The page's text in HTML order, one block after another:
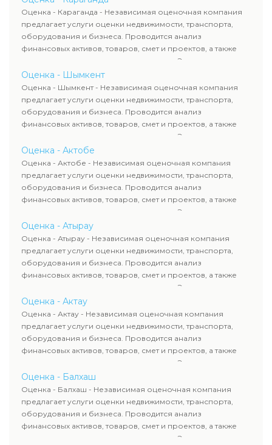
рассчитывают ущерб. Все отчеты соответствуют
требованиям законодательства и используются для
сделок, кредитования и судебных процессов.
Оценка - Караганда - Независимая оценочная компания
предлагает услуги оценки недвижимости, транспорта,
оборудования и бизнеса. Проводится анализ
финансовых активов, товаров, смет и проектов, а также
оценка животных и недропользования. Эксперты
определяют рыночную стоимость имущества и
рассчитывают ущерб. Все отчеты соответствуют
требованиям законодательства и используются для
сделок, кредитования и судебных процессов.
Оценка - Шымкент
Оценка - Шымкент - Независимая оценочная компания
предлагает услуги оценки недвижимости, транспорта,
оборудования и бизнеса. Проводится анализ
финансовых активов, товаров, смет и проектов, а также
оценка животных и недропользования. Эксперты
определяют рыночную стоимость имущества и
рассчитывают ущерб. Все отчеты соответствуют
требованиям законодательства и используются для
сделок, кредитования и судебных процессов.
Оценка - Актобе
Оценка - Актобе - Независимая оценочная компания
предлагает услуги оценки недвижимости, транспорта,
оборудования и бизнеса. Проводится анализ
финансовых активов, товаров, смет и проектов, а также
оценка животных и недропользования. Эксперты
определяют рыночную стоимость имущества и
рассчитывают ущерб. Все отчеты соответствуют
требованиям законодательства и используются для
сделок, кредитования и судебных процессов.
Оценка - Атырау
Оценка - Атырау - Независимая оценочная компания
предлагает услуги оценки недвижимости, транспорта,
оборудования и бизнеса. Проводится анализ
финансовых активов, товаров, смет и проектов, а также
оценка животных и недропользования. Эксперты
определяют рыночную стоимость имущества и
рассчитывают ущерб. Все отчеты соответствуют
требованиям законодательства и используются для
сделок, кредитования и судебных процессов.
Оценка - Актау
Оценка - Актау - Независимая оценочная компания
предлагает услуги оценки недвижимости, транспорта,
оборудования и бизнеса. Проводится анализ
финансовых активов, товаров, смет и проектов, а также
оценка животных и недропользования. Эксперты
определяют рыночную стоимость имущества и
рассчитывают ущерб. Все отчеты соответствуют
требованиям законодательства и используются для
сделок, кредитования и судебных процессов.
Оценка - Балхаш
Оценка - Балхаш - Независимая оценочная компания
предлагает услуги оценки недвижимости, транспорта,
оборудования и бизнеса. Проводится анализ
финансовых активов, товаров, смет и проектов, а также
оценка животных и недропользования. Эксперты